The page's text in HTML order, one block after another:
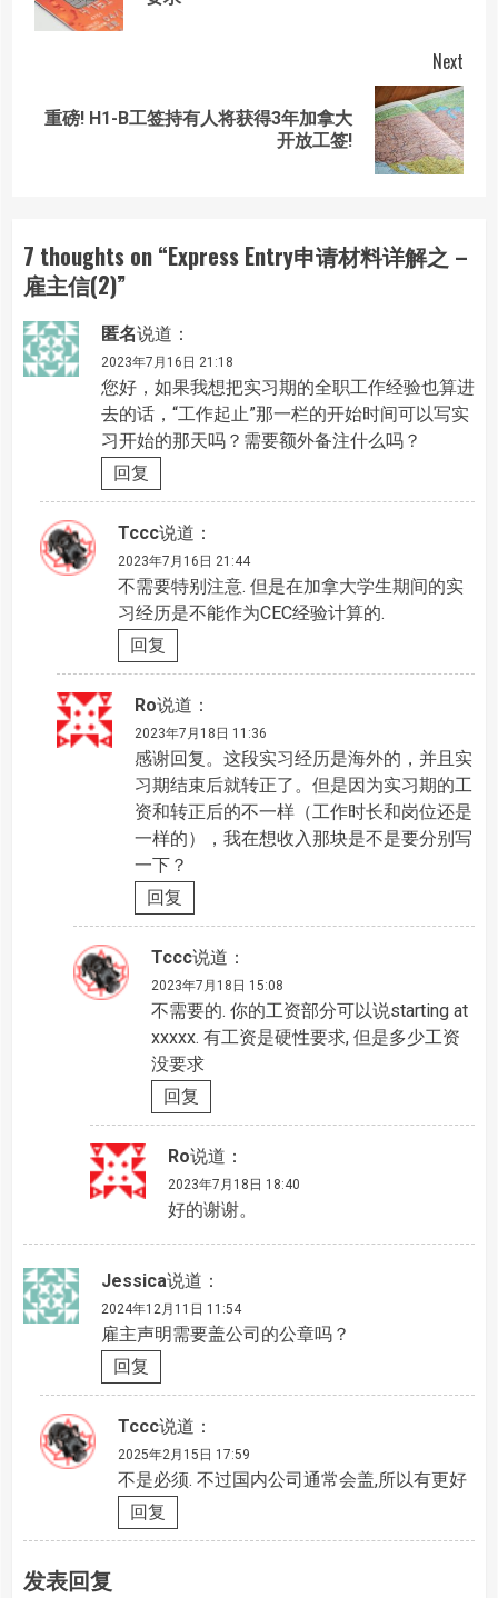
Next
Next
重磅! H1-B工签持有人将获得3年加拿大
开放工签!
7 thoughts on “Express Entry申请材料详解之 –
雇主信(2)”
匿名说道：
2023年7月16日 21:18
您好，如果我想把实习期的全职工作经验也算进
去的话，“工作起止”那一栏的开始时间可以写实
习开始的那天吗？需要额外备注什么吗？
回复
Tccc说道：
2023年7月16日 21:44
不需要特别注意. 但是在加拿大学生期间的实
习经历是不能作为CEC经验计算的.
回复
Ro说道：
2023年7月18日 11:36
感谢回复。这段实习经历是海外的，并且实
习期结束后就转正了。但是因为实习期的工
资和转正后的不一样（工作时长和岗位还是
一样的），我在想收入那块是不是要分别写
一下？
回复
Tccc说道：
2023年7月18日 15:08
不需要的. 你的工资部分可以说starting at
xxxxx. 有工资是硬性要求, 但是多少工资
没要求
回复
Ro说道：
2023年7月18日 18:40
好的谢谢。
Jessica说道：
2024年12月11日 11:54
雇主声明需要盖公司的公章吗？
回复
Tccc说道：
2025年2月15日 17:59
不是必须. 不过国内公司通常会盖,所以有更好
回复
发表回复